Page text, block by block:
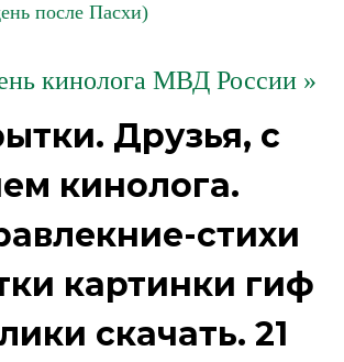
после Пасхи)
кинолога МВД России »
Друзья, с
кинолога.
стихи
картинки гиф
скачать. 21